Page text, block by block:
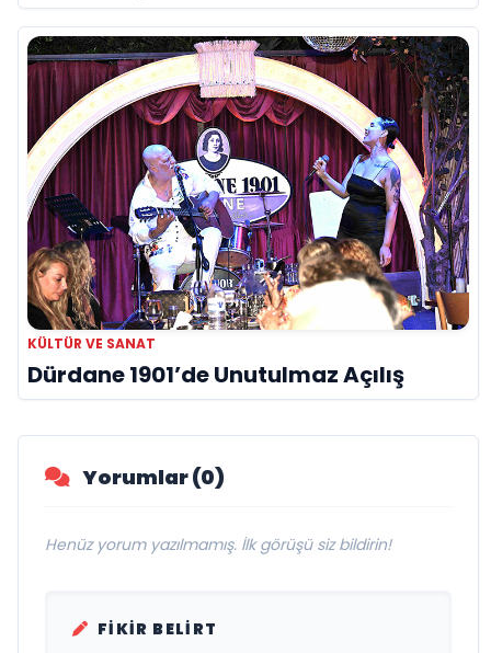
KÜLTÜR VE SANAT
Dürdane 1901’de Unutulmaz Açılış
Yorumlar (0)
Henüz yorum yazılmamış. İlk görüşü siz bildirin!
FIKIR BELIRT